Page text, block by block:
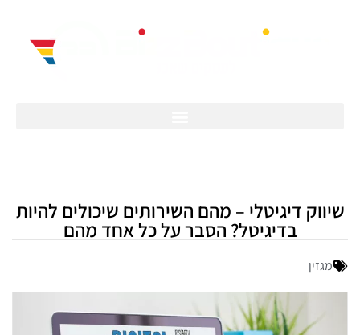
שיווק דיגיטלי – מהם השירותים שיכולים להיות
בדיגיטל? הסבר על כל אחד מהם
מגזין